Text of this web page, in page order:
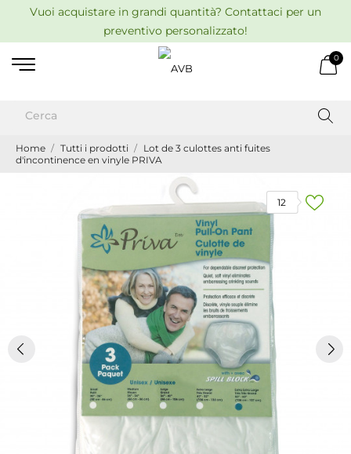
Vuoi acquistare in grandi quantità? Contattaci per un
preventivo personalizzato!
0
Home Tutti i prodotti
Lot de 3 culottes anti fuites
d'incontinence en vinyle PRIVA
12